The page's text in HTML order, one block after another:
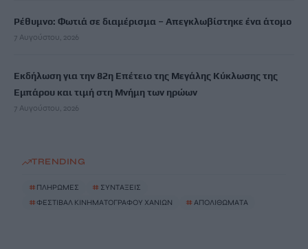
Ρέθυμνο: Φωτιά σε διαμέρισμα – Απεγκλωβίστηκε ένα άτομο
7 Αυγούστου, 2026
Εκδήλωση για την 82η Επέτειο της Μεγάλης Κύκλωσης της
Εμπάρου και τιμή στη Μνήμη των ηρώων
7 Αυγούστου, 2026
TRENDING
# ΠΛΗΡΩΜΕΣ # ΣΥΝΤΑΞΕΙΣ
#ΦΕΣΤΙΒΑΛ ΚΙΝΗΜΑΤΟΓΡΑΦΟΥ ΧΑΝΙΩΝ # ΑΠΟΛΙΘΩΜΑΤΑ